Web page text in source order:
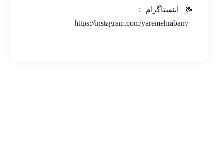
📸
اینستاگرام
:
https://instagram.com/yaremehrabany